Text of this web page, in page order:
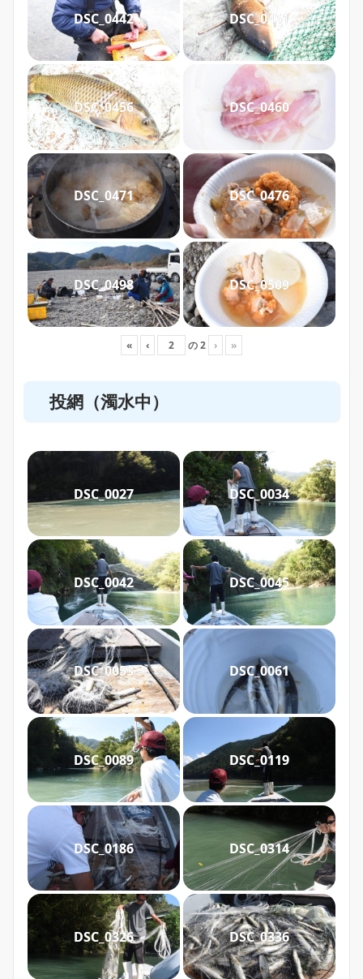
DSC_0442 DSC_0451
DSC_0456 DSC_0460
DSC_0471 DSC_0476
DSC_0498 DSC_0509
« ‹ の2 › »
投網（濁水中）
DSC_0027 DSC_0034
DSC_0042 DSC_0045
DSC_0053 DSC_0061
DSC_0089 DSC_0119
DSC_0186 DSC_0314
DSC_0326 DSC_0336